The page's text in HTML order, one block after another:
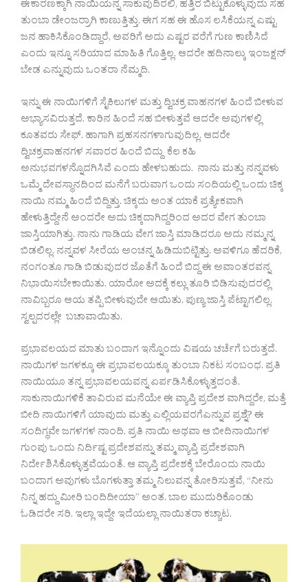
ಈಕಾರಣಕ್ಕಾಗಿ ನಾಯಿಯನ್ನ ಸಾಕುವುದಿರಲಿ, ಹತ್ತಿರ ಬಿಟ್ಟುಕೊಳ್ಳುವುದು ಸಹ
ತುಂಬಾ ಡೇಂಜರ್ರಾಗಿ ಕಾಣುತ್ತಿತ್ತು. ಈಗ ಸಹ ಈ ಹೊಸ ಲಸಿಕೆಯನ್ನ ಎಷ್ಟು
ಜನ ಹಾಕಿಸಿಕೊಂಡಿದ್ದಾರೆ, ಅವರಿಗೆ ಅದು ಎಷ್ಟರ ವರೆಗೆ ಗುಣ ಕಾಣಿಸಿದೆ
ಎಂದು ಇನ್ನೂ ಸರಿಯಾದ ಮಾಹಿತಿ ಗೊತ್ತಿಲ್ಲ. ಆದರೇ ಹದಿನಾಲ್ಕು ಇಂಜಕ್ಷನ್
ಬೇಡ ಎನ್ನುವುದು ಒಂತರಾ ನೆಮ್ಮದಿ.
ಇನ್ನು ಈ ನಾಯಿಗಳಿಗೆ ಸೈಕಿಲುಗಳ ಮತ್ತು ದ್ವಿಚಕ್ರ ವಾಹನಗಳ ಹಿಂದೆ ಬೀಳುವ
ಅಭ್ಯಾಸವಿರುತ್ತದೆ. ಕಾರಿನ ಹಿಂದೆ ಸಹ ಬೀಳುತ್ತವೆ ಆದರೇ ಅವುಗಳಲ್ಲಿ
ಕೂತವರು ಸೇಫ್. ಹಾಗಾಗಿ ಪ್ರಹಸನಗಳಾಗುವುದಿಲ್ಲ. ಆದರೇ
ದ್ವಿಚಕ್ರವಾಹನಗಳ ಸವಾರರ ಹಿಂದೆ ಬಿದ್ದು ಕೆಲ ಕಹಿ
ಅನುಭವಗಳನ್ನೊದಗಿಸಿವೆ ಎಂದು ಹೇಳಬಹುದು. ನಾನು ಮತ್ತು ನನ್ನವಳು
ಒಮ್ಮೆ ದೇವಸ್ಥಾನದಿಂದ ಮನೆಗೆ ಬರುವಾಗ ಒಂದು ಸಂದಿಯಲ್ಲಿ ಒಂದು ಚಿಕ್ಕ
ನಾಯಿ ನಮ್ಮ ಹಿಂದೆ ಬಿದ್ದಿತ್ತು. ಚಿಕ್ಕದು ಅಂತ ಯಾಕೆ ಪ್ರತ್ಯೇಕವಾಗಿ
ಹೇಳುತ್ತಿದ್ದೇನೆ ಅಂದರೇ ಅದು ಚಿಕ್ಕದಾಗಿದ್ದರಿಂದ ಅದರ ವೇಗ ತುಂಬಾ
ಜಾಸ್ತಿಯಾಗಿತ್ತು. ನಾನು ಗಾಡಿಯ ವೇಗ ಜಾಸ್ತಿ ಮಾಡಿದರೂ ಅದು ನಮ್ಮನ್ನ
ಬಿಡಲಿಲ್ಲ. ನನ್ನವಳ ಸೀರೆಯ ಅಂಚನ್ನ ಹಿಡಿದುಬಿಟ್ಟಿತ್ತು. ಅವಳಿಗೂ ಹೆದರಿಕೆ,
ನಂಗಂತೂ ಗಾಡಿ ಬಿಡುವುದರ ಜೊತೆಗೆ ಹಿಂದೆ ಬಿದ್ದ ಈ ಅವಾಂತರವನ್ನ
ನಿಭಾಯಿಸಬೇಕಾಯಿತು. ಯಾರೋ ಅದಕ್ಕೆ ಕಲ್ಲು ತೂರಿ ಬಿಡಿಸುವುದರಲ್ಲಿ
ನಾವಿಬ್ಬರೂ ಆಯ ತಪ್ಪಿ ಬೀಳುವುದೇ ಆಯಿತು. ಪುಣ್ಯ ಜಾಸ್ತಿ ಪೆಟ್ಟಾಗಲಿಲ್ಲ.
ಸ್ವಲ್ಪದರಲ್ಲೇ ಬಚಾವಾಯಿತು.
ಪ್ರಭಾವಲಯದ ಮಾತು ಬಂದಾಗ ಇನ್ನೊಂದು ವಿಷಯ ಚರ್ಚೆಗೆ ಬರುತ್ತದೆ.
ನಾಯಿಗಳ ಜಗಳಕ್ಕೂ ಈ ಪ್ರಭಾವಲಯಕ್ಕೂ ತುಂಬಾ ನಿಕಟ ಸಂಬಂಧ. ಪ್ರತಿ
ನಾಯಿಯೂ ತನ್ನ ಪ್ರಭಾವಲಯವನ್ನ ಏರ್ಪಡಿಸಿಕೊಳ್ಳುತ್ತದಂತೆ.
ಸಾಕುನಾಯಿಗಳಿಕೆ ತಾವಿರುವ ಮನೆಯೇ ಈ ವ್ಯಾಪ್ತಿ ಪ್ರದೇಶ ವಾಗಿದ್ದರೇ, ಮತ್ತೆ
ಬೀದಿ ನಾಯಿಗಳಿಗೆ ಯಾವುದು ಮತ್ತು ಎಲ್ಲಿಯವರಗೆಎನ್ನುವ ಪ್ರಶ್ನೆ? ಈ
ಸಂದಿಗ್ಧವೇ ಜಗಳಗಳ ನಾಂದಿ. ಪ್ರತಿ ನಾಯಿ ಅಥವಾ ಆ ಬೀದಿನಾಯಿಗಳ
ಗುಂಪು ಒಂದು ನಿರ್ದಿಷ್ಟ ಪ್ರದೇಶವನ್ನು ತಮ್ಮ ವ್ಯಾಪ್ತಿ ಪ್ರದೇಶವಾಗಿ
ನಿರ್ದೇಶಿಸಿಕೊಳ್ಳುತ್ತವೆಯಂತೆ. ಆ ವ್ಯಾಪ್ತಿ ಪ್ರದೇಶಕ್ಕೆ ಬೇರೊಂದು ನಾಯಿ
ಬಂದಾಗ ಅವುಗಳು ಬೊಗಳುತ್ತಾ ತಮ್ಮ ನಿಲುವನ್ನ ತೋರಿಸುತ್ತವೆ, “ನೀನು
ನಿನ್ನ ಹದ್ದು ಮೀರಿ ಬಂದಿದೀಯಾ” ಅಂತ. ಬಾಲ ಮುದುರಿಕೊಂಡು
ಓಡಿದರೇ ಸರಿ. ಇಲ್ಲಾ ಇದ್ದೇ ಇದೆಯಲ್ಲಾ ನಾಯಿತರಾ ಕಚ್ಚಾಟ.